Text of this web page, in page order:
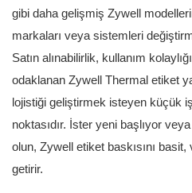
gibi daha gelişmiş Zywell
markaları veya sistemleri
Satın alınabilirlik, kullanım
odaklanan Zywell Thermal etiket
lojistiği geliştirmek isteyen küçük
noktasıdır. İster yeni başlıyor
olun, Zywell etiket baskısını
getirir.